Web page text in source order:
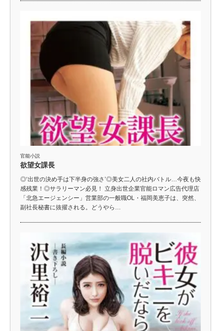
官能小説
欲望女課長
◎‘出世の決め手は下半身の強さ’◎美女二人の社内バトル…今夜も快
感残業！◎サラリーマン必見！ 立身出世企業官能ロマン広告代理店
「北急エージェンシー」営業部の一般職OL・福岡美恵子は、突然、
副社長秘書に抜擢される。どうやら…